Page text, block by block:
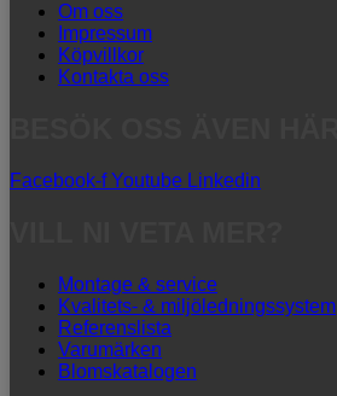
Om oss
Impressum
Köpvillkor
Kontakta oss
Facebook-f Youtube Linkedin
Montage & service
Kvalitets- & miljöledningssystem
Referenslista
Varumärken
Blomskatalogen